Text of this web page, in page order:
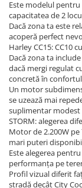
Este modelul
capacitatea de 2
Dacă zona ta este
acoperă perfect
Harley CC15: CC10
Dacă zona ta
dacă mergi regulat
concretă în
Un motor
se uzează mai
suplimentar modest
STORM: alegerea
Motor de 2.200W
mari puteri
Este alegerea
performanța pe
Profil vizual diferit
stradă decât City